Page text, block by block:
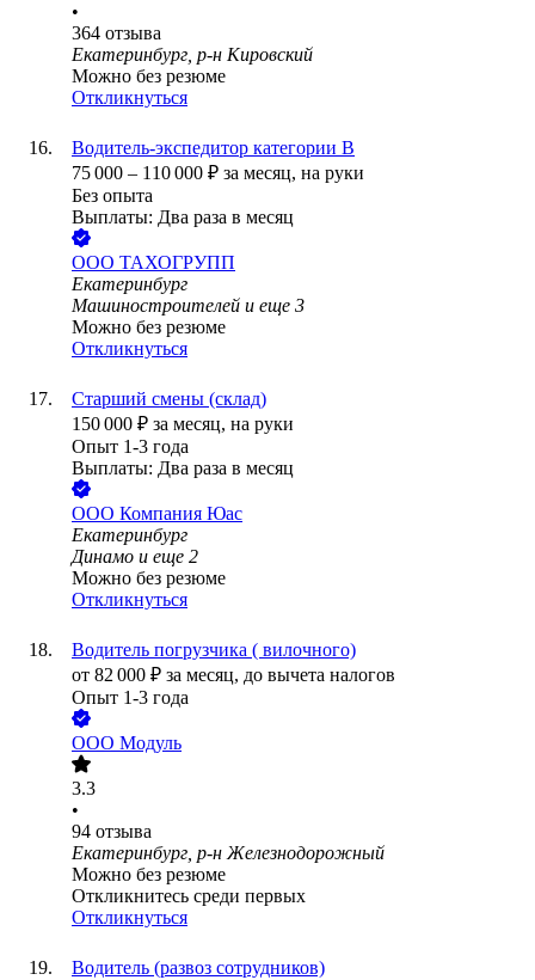
•
364 отзыва
Екатеринбург, р-н Кировский
Можно без резюме
Откликнуться
Водитель-экспедитор категории В
75 000 – 110 000 ₽ за месяц, на руки
Без опыта
Выплаты: Два раза в месяц
ООО ТАХОГРУПП
Екатеринбург
Машиностроителей и еще 3
Можно без резюме
Откликнуться
Старший смены (склад)
150 000 ₽ за месяц, на руки
Опыт 1-3 года
Выплаты: Два раза в месяц
ООО Компания Юас
Екатеринбург
Динамо и еще 2
Можно без резюме
Откликнуться
Водитель погрузчика ( вилочного)
от 82 000 ₽ за месяц, до вычета налогов
Опыт 1-3 года
ООО Модуль
3.3
•
94 отзыва
Екатеринбург, р-н Железнодорожный
Можно без резюме
Откликнитесь среди первых
Откликнуться
Водитель (развоз сотрудников)